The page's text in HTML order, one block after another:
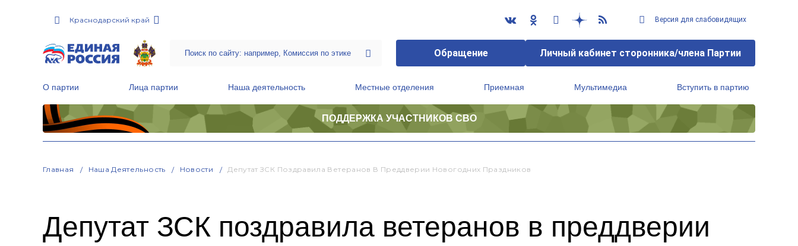
Краснодарский край Версия для слабовидящих
Обращение Личный кабинет сторонника/члена Партии
О партии Лица партии Наша деятельность Местные отделения Приемная Мультимедиа Вступить в партию
ПОДДЕРЖКА УЧАСТНИКОВ СВО
Главная Наша Деятельность Новости Депутат ЗСК Поздравила Ветеранов В Преддверии Новогодних Праздников
Депутат ЗСК поздравила ветеранов в преддверии